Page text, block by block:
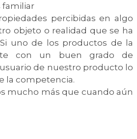
familiar
percibidas en algo
objeto o realidad que se ha
uno de los productos de la
con un buen grado de
de nuestro producto lo
la competencia.
mucho más que cuando aún